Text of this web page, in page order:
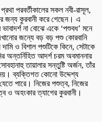
পরবর্তীকালের সকল নবী-রাসূল,
জন্য কুরবানী করে গেছেন। এ
না বোঝে একে ‘পশুবধ’ মনে
জন্যে বড় বড় পশু কোরবানি
ও বিশাল পশুটিকে কিনে, সেটাকে
অন্তর্নিহিত আদর্শ চরম অবমাননার
তায়ালার সন্তুষ্টি অর্জন, তাঁর
ব্যক্তিগত কোনো উদ্দেশ্য
পারে। নিজের পশুত্ব, নিজের
ও অহংকার ত্যাগের কুরবানী।